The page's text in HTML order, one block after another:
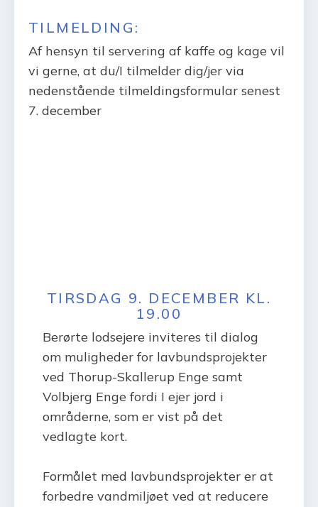
TIRSDAG 9. DECEMBER KL.
19.00
Berørte lodsejere inviteres til dialog
om muligheder for lavbundsprojekter
ved Thorup-Skallerup Enge samt
Volbjerg Enge fordi I ejer jord i
områderne, som er vist på det
vedlagte kort.
Formålet med lavbundsprojekter er at
forbedre vandmiljøet ved at reducere
TILMELDING:
Af hensyn til servering af kaffe og kage vil
vi gerne, at du/I tilmelder dig/jer via
nedenstående tilmeldingsformular senest
7. december